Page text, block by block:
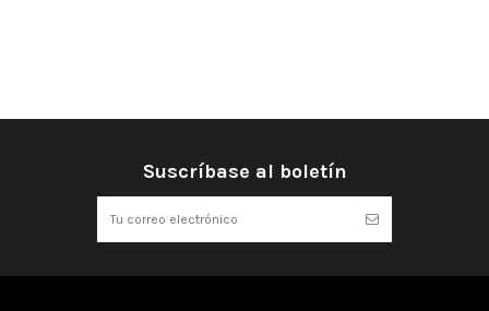
Suscríbase al boletín